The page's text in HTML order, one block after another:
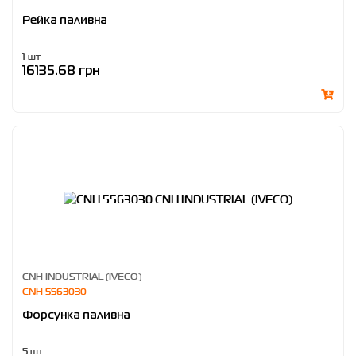
Рейка паливна
1 шт
16135.68 грн
CNH INDUSTRIAL (IVECO)
CNH 5563030
Форсунка паливна
5 шт